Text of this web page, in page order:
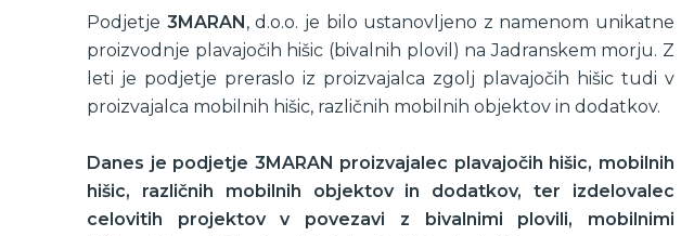
Podjetje 3MARAN, d.o.o. je bilo ustanovljeno z namenom unikatne
proizvodnje plavajočih hišic (bivalnih plovil) na Jadranskem morju. Z
leti je podjetje preraslo iz proizvajalca zgolj plavajočih hišic tudi v
proizvajalca mobilnih hišic, različnih mobilnih objektov in dodatkov.
Danes je podjetje 3MARAN proizvajalec plavajočih hišic, mobilnih
hišic, različnih mobilnih objektov in dodatkov, ter izdelovalec
celovitih projektov v povezavi z bivalnimi plovili, mobilnimi